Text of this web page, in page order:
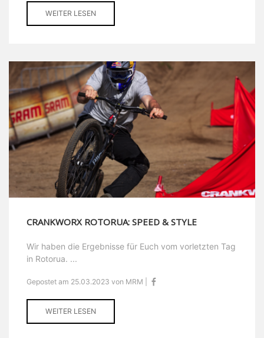
WEITER LESEN
CRANKWORX ROTORUA: SPEED & STYLE
Wir haben die Ergebnisse für Euch vom vorletzten Tag
in Rotorua. ...
Gepostet am 25.03.2023 von MRM |
WEITER LESEN